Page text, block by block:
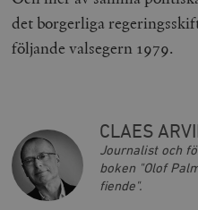
det borgerliga
följande valsegern 1979.
CLAES
Journalist och
boken "Olof
fiende".
Strikt nödvändiga kakor
ordentligt utan strikt